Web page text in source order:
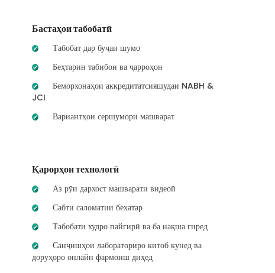
Бастаҳои табобатӣ
Табобат дар буҷаи шумо
Беҳтарин табибон ва ҷарроҳон
Беморхонаҳои аккредитатсияшудаи NABH &
JCI
Вариантҳои сершумори машварат
Қарорҳои технологӣ
Аз рӯи дархост машварати видеоӣ
Сабти саломатии бехатар
Табобати худро пайгирӣ ва ба нақша гиред
Санҷишҳои лабораториро китоб кунед ва
доруҳоро онлайн фармоиш диҳед